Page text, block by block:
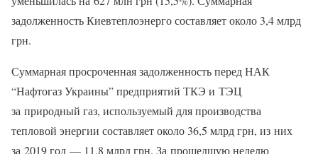
задолженность Киевтеплоэнерго составляет около 3,4 млрд
грн.
Суммарная просроченная задолженность перед НАК
“Нафтогаз Украины” предприятий ТКЭ и ТЭЦ
за природный газ, используемый для производства
тепловой энергии составляет около 36,5 млрд грн, из них
за 2019 год — 11,8 млрд грн. За прошедшую неделю